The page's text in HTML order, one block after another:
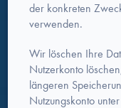
der konkreten
verwenden.
Wir löschen Ihre
Nutzerkonto
längeren
Nutzungskonto